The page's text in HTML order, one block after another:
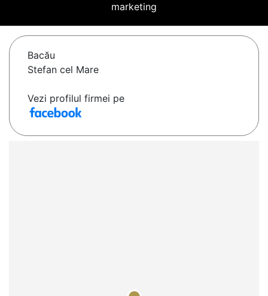
marketing
Bacău
Stefan cel Mare
Vezi profilul firmei pe